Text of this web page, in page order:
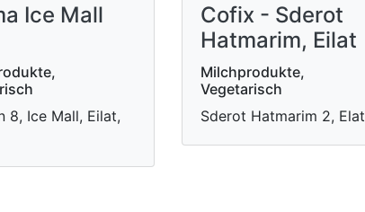
Ice Mall
8, Ice Mall, Eilat,
Cofix - Sderot
Hatmarim, Eilat
Milchprodukte,
Vegetarisch
Sderot Hatmarim 2, Elat